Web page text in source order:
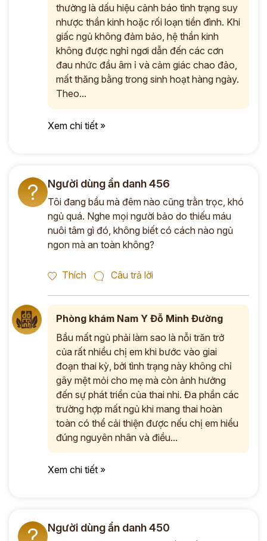
thường là dấu hiệu cảnh báo tình trạng suy
nhược thần kinh hoặc rối loạn tiền đình. Khi
giấc ngủ không đảm bảo, hệ thần kinh
không được nghỉ ngơi dẫn đến các cơn
đau nhức đầu âm ỉ và cảm giác chao đảo,
mất thăng bằng trong sinh hoạt hàng ngày.
Theo...
Xem chi tiết »
? Người dùng ẩn danh 456
Tôi đang bầu mà đêm nào cũng trằn trọc, khó
ngủ quá. Nghe mọi người bảo do thiếu máu
nuôi tâm gì đó, không biết có cách nào ngủ
ngon mà an toàn không?
Thích Câu trả lời
Phòng khám Nam Y Đỗ Minh Đường
Bầu mất ngủ phải làm sao là nỗi trăn trở
của rất nhiều chị em khi bước vào giai
đoạn thai kỳ, bởi tình trạng này không chỉ
gây mệt mỏi cho mẹ mà còn ảnh hưởng
đến sự phát triển của thai nhi. Đa phần các
trường hợp mất ngủ khi mang thai hoàn
toàn có thể cải thiện được nếu chị em hiểu
đúng nguyên nhân và điều...
Xem chi tiết »
Người dùng ẩn danh 450